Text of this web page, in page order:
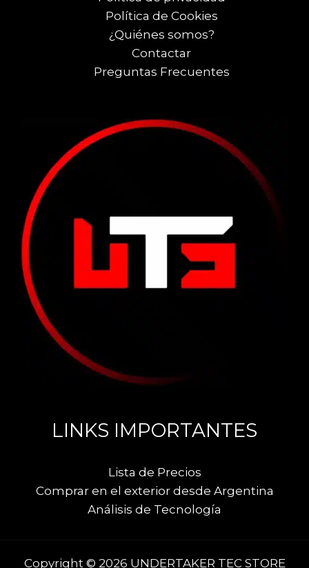
Política de Cookies
¿Quiénes somos?
Contactar
Preguntas Frecuentes
LINKS IMPORTANTES
Lista de Precios
Comprar en el exterior desde Argentina
Análisis de Tecnología
Copyright © 2026 UNDERTAKER TEC STORE